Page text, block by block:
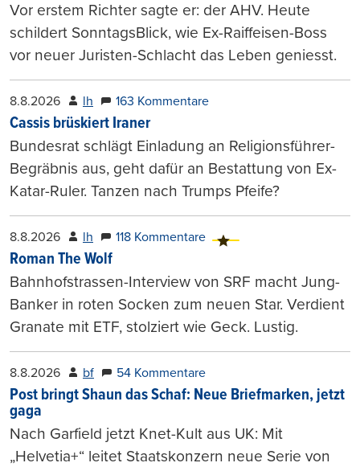
Vor erstem Richter sagte er: der AHV. Heute
schildert SonntagsBlick, wie Ex-Raiffeisen-Boss
vor neuer Juristen-Schlacht das Leben geniesst.
8.8.2026 lh 163 Kommentare
Cassis brüskiert Iraner
Bundesrat schlägt Einladung an Religionsführer-
Begräbnis aus, geht dafür an Bestattung von Ex-
Katar-Ruler. Tanzen nach Trumps Pfeife?
8.8.2026 lh 118 Kommentare
Roman The Wolf
Bahnhofstrassen-Interview von SRF macht Jung-
Banker in roten Socken zum neuen Star. Verdient
Granate mit ETF, stolziert wie Geck. Lustig.
8.8.2026 bf 54 Kommentare
Post bringt Shaun das Schaf: Neue Briefmarken, jetzt
gaga
Nach Garfield jetzt Knet-Kult aus UK: Mit
„Helvetia+“ leitet Staatskonzern neue Serie von